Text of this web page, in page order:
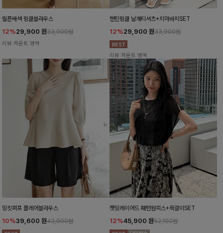
릴픈배색 링클블라우스
12%29,900 원33,900원
리뷰 카운트 영역
헨틴링클 날개티셔츠+치마바지SET
12%29,900 원33,900원
리뷰 카운트 영역
밍킷퍼프 플레어블라우스
10%39,600 원43,900원
캣밍레이어드 패턴원피스+목걸이SET
12%45,900 원52,100원